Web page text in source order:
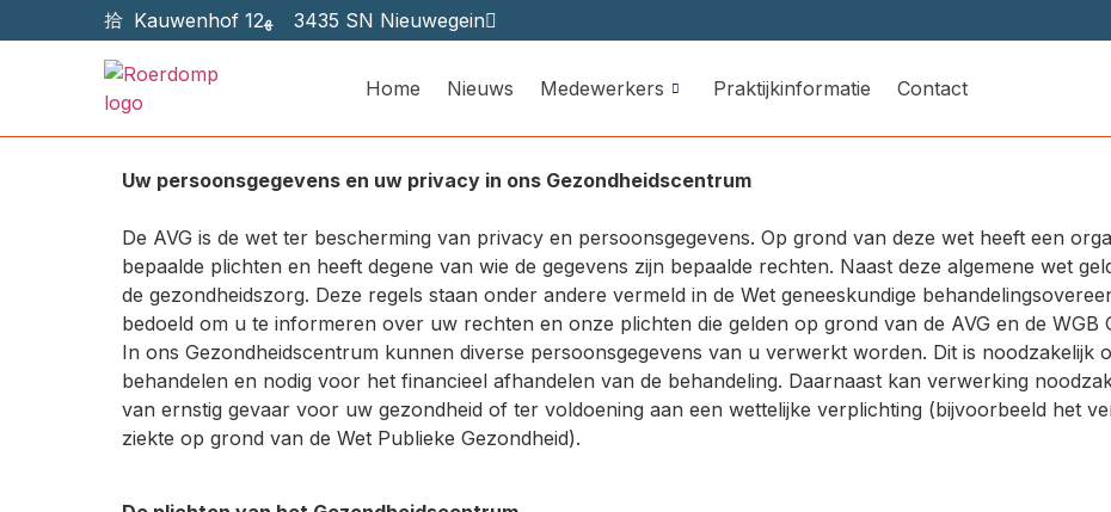
Kauwenhof 12 3435 SN Nieuwegein
Home Nieuws Medewerkers Praktijkinformatie Contact
Uw persoonsgegevens en uw privacy in ons Gezondheidscentrum
De AVG is de wet ter bescherming van privacy en persoonsgegevens. Op grond van deze wet heeft een
bepaalde plichten en heeft degene van wie de gegevens zijn bepaalde rechten. Naast deze algemene wet
de gezondheidszorg. Deze regels staan onder andere vermeld in de Wet geneeskundige
bedoeld om u te informeren over uw rechten en onze plichten die gelden op grond van de AVG en de WGB
In ons Gezondheidscentrum kunnen diverse persoonsgegevens van u verwerkt worden. Dit is noodzakelijk
behandelen en nodig voor het financieel afhandelen van de behandeling. Daarnaast kan verwerking
van ernstig gevaar voor uw gezondheid of ter voldoening aan een wettelijke verplichting (bijvoorbeeld het
ziekte op grond van de Wet Publieke Gezondheid).